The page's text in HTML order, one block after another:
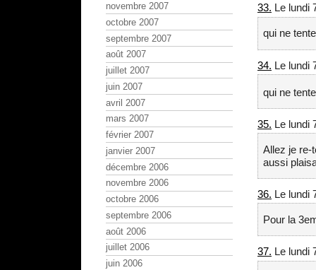
33. Le lundi
qui ne
34. Le lundi
qui ne
35. Le lundi
Allez je re-
aussi
36. Le lundi
Pour la
37. Le lundi
novembre 2007
octobre 2007
septembre 2007
août 2007
juillet 2007
juin 2007
avril 2007
mars 2007
février 2007
janvier 2007
décembre 2006
novembre 2006
octobre 2006
septembre 2006
août 2006
juillet 2006
juin 2006